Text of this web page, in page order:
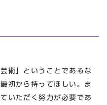
術」ということであるな
初から持ってほしい。ま
いただく努力が必要であ